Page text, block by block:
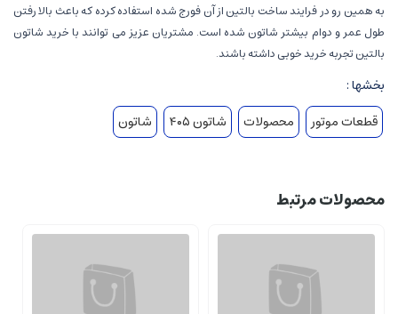
به همین رو در فرایند ساخت بالتین از آن فورج شده استفاده کرده که باعث بالا رفتن
طول عمر و دوام بیشتر شاتون شده است. مشتریان عزیز می توانند با خرید شاتون
بالتین تجربه خرید خوبی داشته باشند.
بخشها :
قطعات موتور
محصولات شاتون ۴۰۵ شاتون
محصولات مرتبط